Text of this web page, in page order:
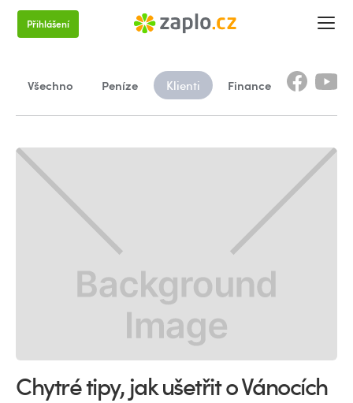
Přihlášení
Všechno Peníze Klienti Finance
Chytré tipy, jak ušetřit o Vánocích